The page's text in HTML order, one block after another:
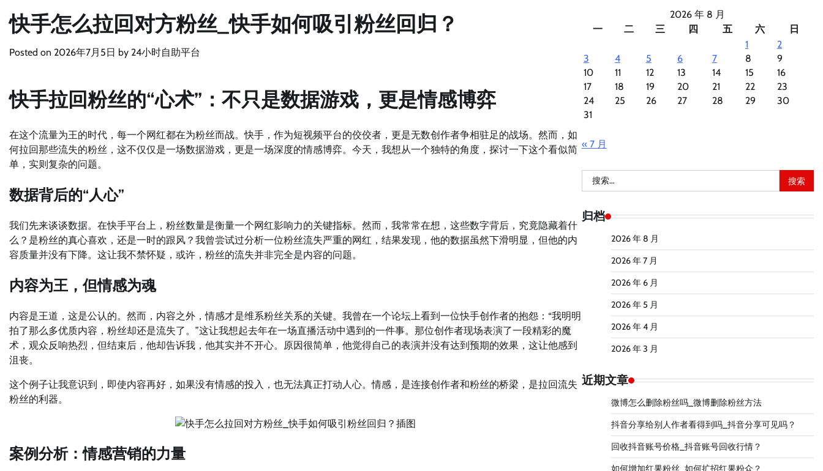
快手怎么拉回对方粉丝_快手如何吸引粉丝回归？
Posted on 2026年7月5日 by 24小时自助平台
快手拉回粉丝的“心术”：不只是数据游戏，更是情感博弈
在这个流量为王的时代，每一个网红都在为粉丝而战。快手，作为短视频平台的佼佼者，更是无数创作者争相驻足的战场。然而，如
何拉回那些流失的粉丝，这不仅仅是一场数据游戏，更是一场深度的情感博弈。今天，我想从一个独特的角度，探讨一下这个看似简
单，实则复杂的问题。
数据背后的“人心”
我们先来谈谈数据。在快手平台上，粉丝数量是衡量一个网红影响力的关键指标。然而，我常常在想，这些数字背后，究竟隐藏着什
么？是粉丝的真心喜欢，还是一时的跟风？我曾尝试过分析一位粉丝流失严重的网红，结果发现，他的数据虽然下滑明显，但他的内
容质量并没有下降。这让我不禁怀疑，或许，粉丝的流失并非完全是内容的问题。
内容为王，但情感为魂
内容是王道，这是公认的。然而，内容之外，情感才是维系粉丝关系的关键。我曾在一个论坛上看到一位快手创作者的抱怨：“我明明
拍了那么多优质内容，粉丝却还是流失了。”这让我想起去年在一场直播活动中遇到的一件事。那位创作者现场表演了一段精彩的魔
术，观众反响热烈，但结束后，他却告诉我，他其实并不开心。原因很简单，他觉得自己的表演并没有达到预期的效果，这让他感到
沮丧。
这个例子让我意识到，即使内容再好，如果没有情感的投入，也无法真正打动人心。情感，是连接创作者和粉丝的桥梁，是拉回流失
粉丝的利器。
案例分析：情感营销的力量
2026 年 8 月
一
二 三 四 五 六
日
1
2
3
4 5 6 7 8
9
10
11 12 13 14 15
16
17
18 19 20 21 22
23
24
25 26 27 28 29
30
31
« 7 月
索：
归档
2026 年 8 月
2026 年 7 月
2026 年 6 月
2026 年 5 月
2026 年 4 月
2026 年 3 月
近期文章
微博怎么删除粉丝吗_微博删除粉丝方法
抖音分享给别人作者看得到吗_抖音分享可见吗？
回收抖音账号价格_抖音账号回收行情？
如何增加红果粉丝_如何扩招红果粉众？